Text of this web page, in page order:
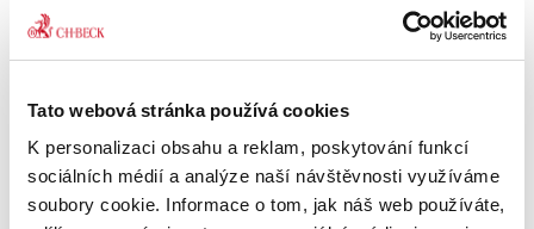
Tato webová stránka používá cookies
K personalizaci obsahu a reklam, poskytování funkcí
sociálních médií a analýze naší návštěvnosti využíváme
soubory cookie. Informace o tom, jak náš web používáte,
Miroslav Uřičař,
S technickým rozvojem narůstají také možnosti
zásahů do soukromí osob a přibývají i jejich
nové formy. Zvláště závažnými jsou zásahy ve
formě shromažďování a dalšího zpracování
řady kategorií...